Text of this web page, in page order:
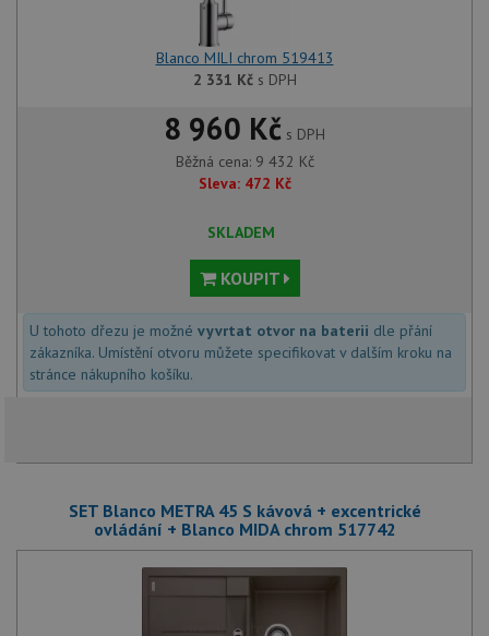
Blanco MILI chrom 519413
2 331 Kčs DPH
8 960 Kč s DPH
Běžná cena: 9 432 Kč
Sleva: 472 Kč
SKLADEM
KOUPIT
U tohoto dřezu je možné vyvrtat otvor na baterii dle přání
zákazníka. Umístění otvoru můžete specifikovat v dalším kroku na
stránce nákupního košíku.
SET Blanco METRA 45 S kávová + excentrické
ovládání + Blanco MIDA chrom 517742